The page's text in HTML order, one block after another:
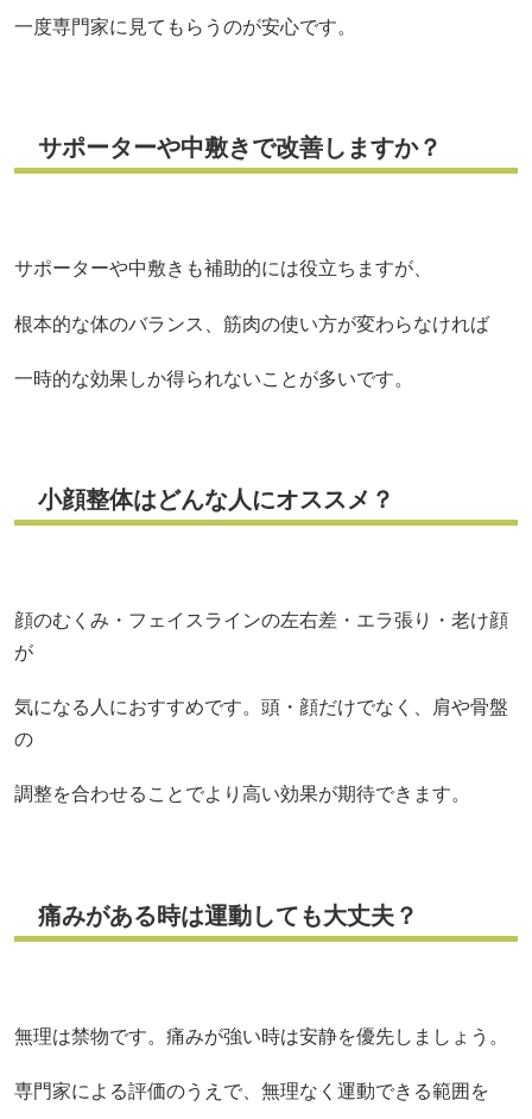
一度専門家に見てもらうのが安心です。
サポーターや中敷きで改善しますか？
サポーターや中敷きも補助的には役立ちますが、
根本的な体のバランス、筋肉の使い方が変わらなければ
一時的な効果しか得られないことが多いです。
小顔整体はどんな人にオススメ？
顔のむくみ・フェイスラインの左右差・エラ張り・老け顔
が
気になる人におすすめです。頭・顔だけでなく、肩や骨盤
の
調整を合わせることでより高い効果が期待できます。
痛みがある時は運動しても大丈夫？
無理は禁物です。痛みが強い時は安静を優先しましょう。
専門家による評価のうえで、無理なく運動できる範囲を